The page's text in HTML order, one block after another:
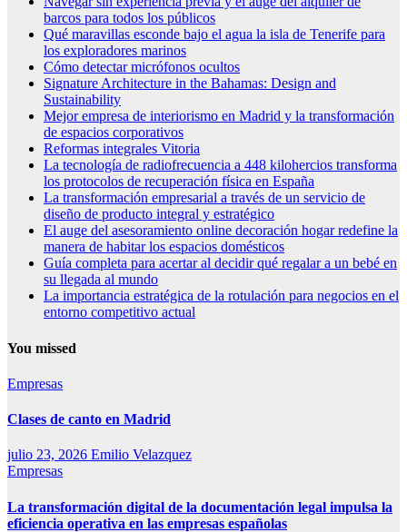
barcos para todos los públicos
Qué maravillas esconde bajo el agua la isla de Tenerife para
los exploradores marinos
Cómo detectar micrófonos ocultos
Signature Architecture in the Bahamas: Design and
Sustainability
Mejor empresa de interiorismo en Madrid y la transformación
de espacios corporativos
Reformas integrales Vitoria
La tecnología de radiofrecuencia a 448 kilohercios transforma
los protocolos de recuperación física en España
La transformación empresarial a través de un servicio de
diseño de producto integral y estratégico
El auge del asesoramiento online decoración hogar redefine la
manera de habitar los espacios domésticos
Guía completa para acertar al decidir qué regalar a un bebé en
su llegada al mundo
La importancia estratégica de la rotulación para negocios en el
entorno competitivo actual
You missed
Empresas
Clases de canto en Madrid
julio 23, 2026 Emilio Velazquez
Empresas
La transformación digital de la documentación legal impulsa la
eficiencia operativa en las empresas españolas